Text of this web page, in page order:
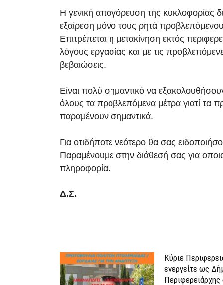
Η γενική απαγόρευση της κυκλοφορίας
εξαίρεση μόνο τους ρητά
Επιτρέπεται η μετακίνηση εκτός
λόγους εργασίας και με τις
βεβαιώσεις.
Είναι πολύ σημαντικό να
όλους τα προβλεπόμενα μέτρα γιατί τα
παραμένουν σημαντικά.
Για οτιδήποτε νεότερο θα σας
Παραμένουμε στην διάθεσή σας για
πληροφορία.
Δ.Σ.
Κύριε
ενεργείτε ως
Περιφερειάρχης